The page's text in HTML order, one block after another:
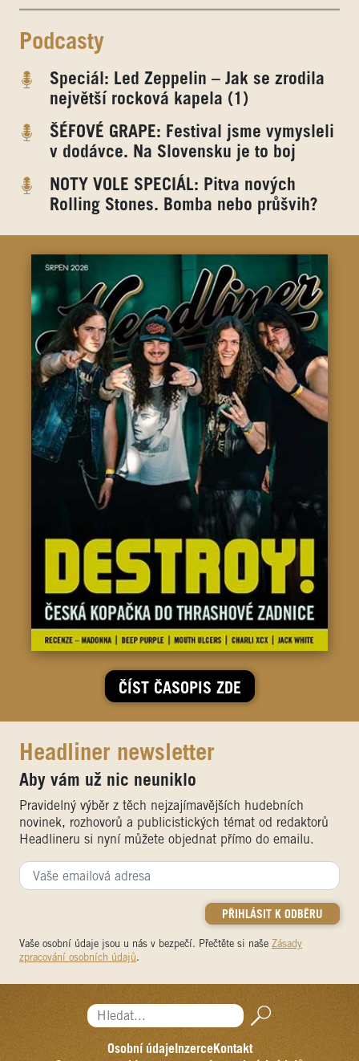
Podcasty
Speciál: Led Zeppelin – Jak se zrodila
největší rocková kapela (1)
ŠÉFOVÉ GRAPE: Festival jsme vymysleli
v dodávce. Na Slovensku je to boj
NOTY VOLE SPECIÁL: Pitva nových
Rolling Stones. Bomba nebo průšvih?
ČÍST ČASOPIS ZDE
Headliner newsletter
Aby vám už nic neuniklo
Pravidelný výběr z těch nejzajímavějších hudebních
novinek, rozhovorů a publicistických témat od redaktorů
Headlineru si nyní můžete objednat přímo do emailu.
Vaše osobní údaje jsou u nás v bezpečí. Přečtěte si naše Zásady
zpracování osobních údajů.
Hledat...
Osobní údajeInzerceKontakt